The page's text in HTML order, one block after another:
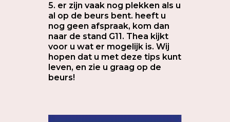
5. er zijn vaak nog plekken als u
al op de beurs bent. heeft u
nog geen afspraak, kom dan
naar de stand G11. Thea kijkt
voor u wat er mogelijk is. Wij
hopen dat u met deze tips kunt
leven, en zie u graag op de
beurs!